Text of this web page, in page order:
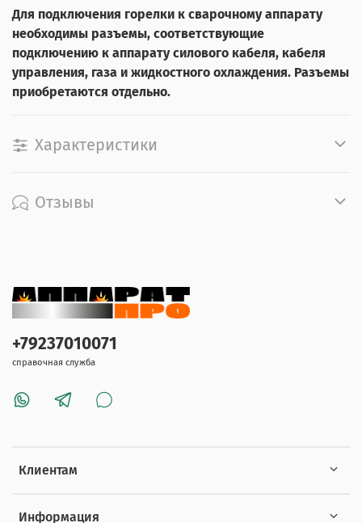
Для подключения горелки к сварочному аппарату
необходимы разъемы, соответствующие
подключению к аппарату силового кабеля, кабеля
управления, газа и жидкостного охлаждения. Разъемы
приобретаются отдельно.
Характеристики
Отзывы
Клиентам
Информация
+79237010071
справочная служба